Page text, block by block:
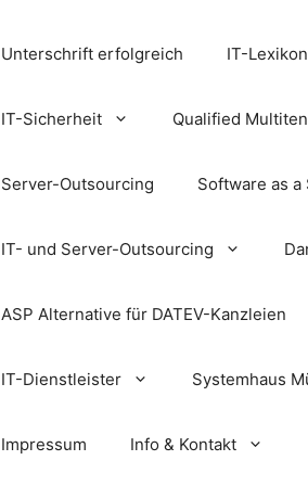
Unterschrift erfolgreich IT-Lexikon
IT-Sicherheit Qualified
Server-Outsourcing Software as a
IT- und Server-Outsourcing
ASP Alternative für DATEV-Kanzleien
IT-Dienstleister Systemhaus
Impressum Info & Kontakt